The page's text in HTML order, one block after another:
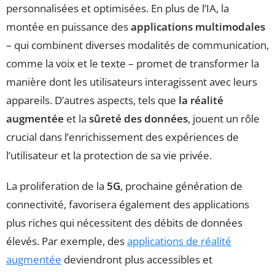
personnalisées et optimisées. En plus de l’IA, la
montée en puissance desapplications multimodales
– qui combinent diverses modalités de communication,
comme la voix et le texte – promet de transformer la
manière dont les utilisateurs interagissent avec leurs
appareils. D’autres aspects, tels que la réalité
augmentée et la sûreté des données, jouent un rôle
crucial dans l’enrichissement des expériences de
l’utilisateur et la protection de sa vie privée.
La proliferation de la 5G, prochaine génération de
connectivité, favorisera également des applications
plus riches qui nécessitent des débits de données
élevés. Par exemple, desapplications de réalité
augmentée deviendront plus accessibles et